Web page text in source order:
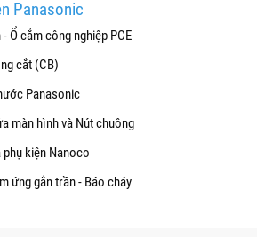
Panasonic
Ổ cắm công nghiệp PCE
cắt (CB)
Panasonic
màn hình và Nút chuông
phụ kiện Nanoco
ứng gắn trần - Báo cháy